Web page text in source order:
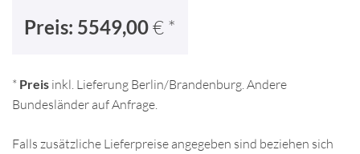
Preis: 5549,00€ *
* Preis inkl. Lieferung Berlin/Brandenburg. Andere
Bundesländer auf Anfrage.
Falls zusätzliche Lieferpreise angegeben sind beziehen sich